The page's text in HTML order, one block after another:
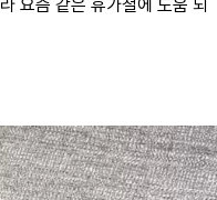
요즘 같은 휴가철에 도움 되